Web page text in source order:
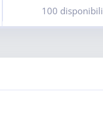
100 disponibili